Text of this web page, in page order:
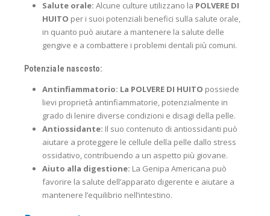
Salute orale: Alcune culture utilizzano la POLVERE DI
HUITO per i suoi potenziali benefici sulla salute orale,
in quanto può aiutare a mantenere la salute delle
gengive e a combattere i problemi dentali più comuni.
Potenziale nascosto:
Antinfiammatorio: La POLVERE DI HUITO possiede
lievi proprietà antinfiammatorie, potenzialmente in
grado di lenire diverse condizioni e disagi della pelle.
Antiossidante: Il suo contenuto di antiossidanti può
aiutare a proteggere le cellule della pelle dallo stress
ossidativo, contribuendo a un aspetto più giovane.
Aiuto alla digestione: La Genipa Americana può
favorire la salute dell’apparato digerente e aiutare a
mantenere l’equilibrio nell’intestino.